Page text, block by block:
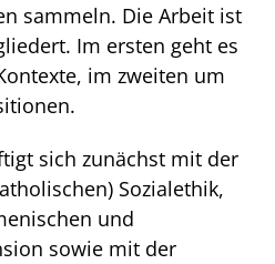
sammeln. Die Arbeit ist
Im ersten geht es
im zweiten um
sich zunächst mit der
Sozialethik,
und
sowie mit der